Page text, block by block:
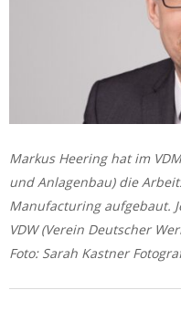
Markus Heering hat im
und Anlagenbau) die
Manufacturing aufgebaut.
VDW (Verein Deutscher
Foto: Sarah Kastner